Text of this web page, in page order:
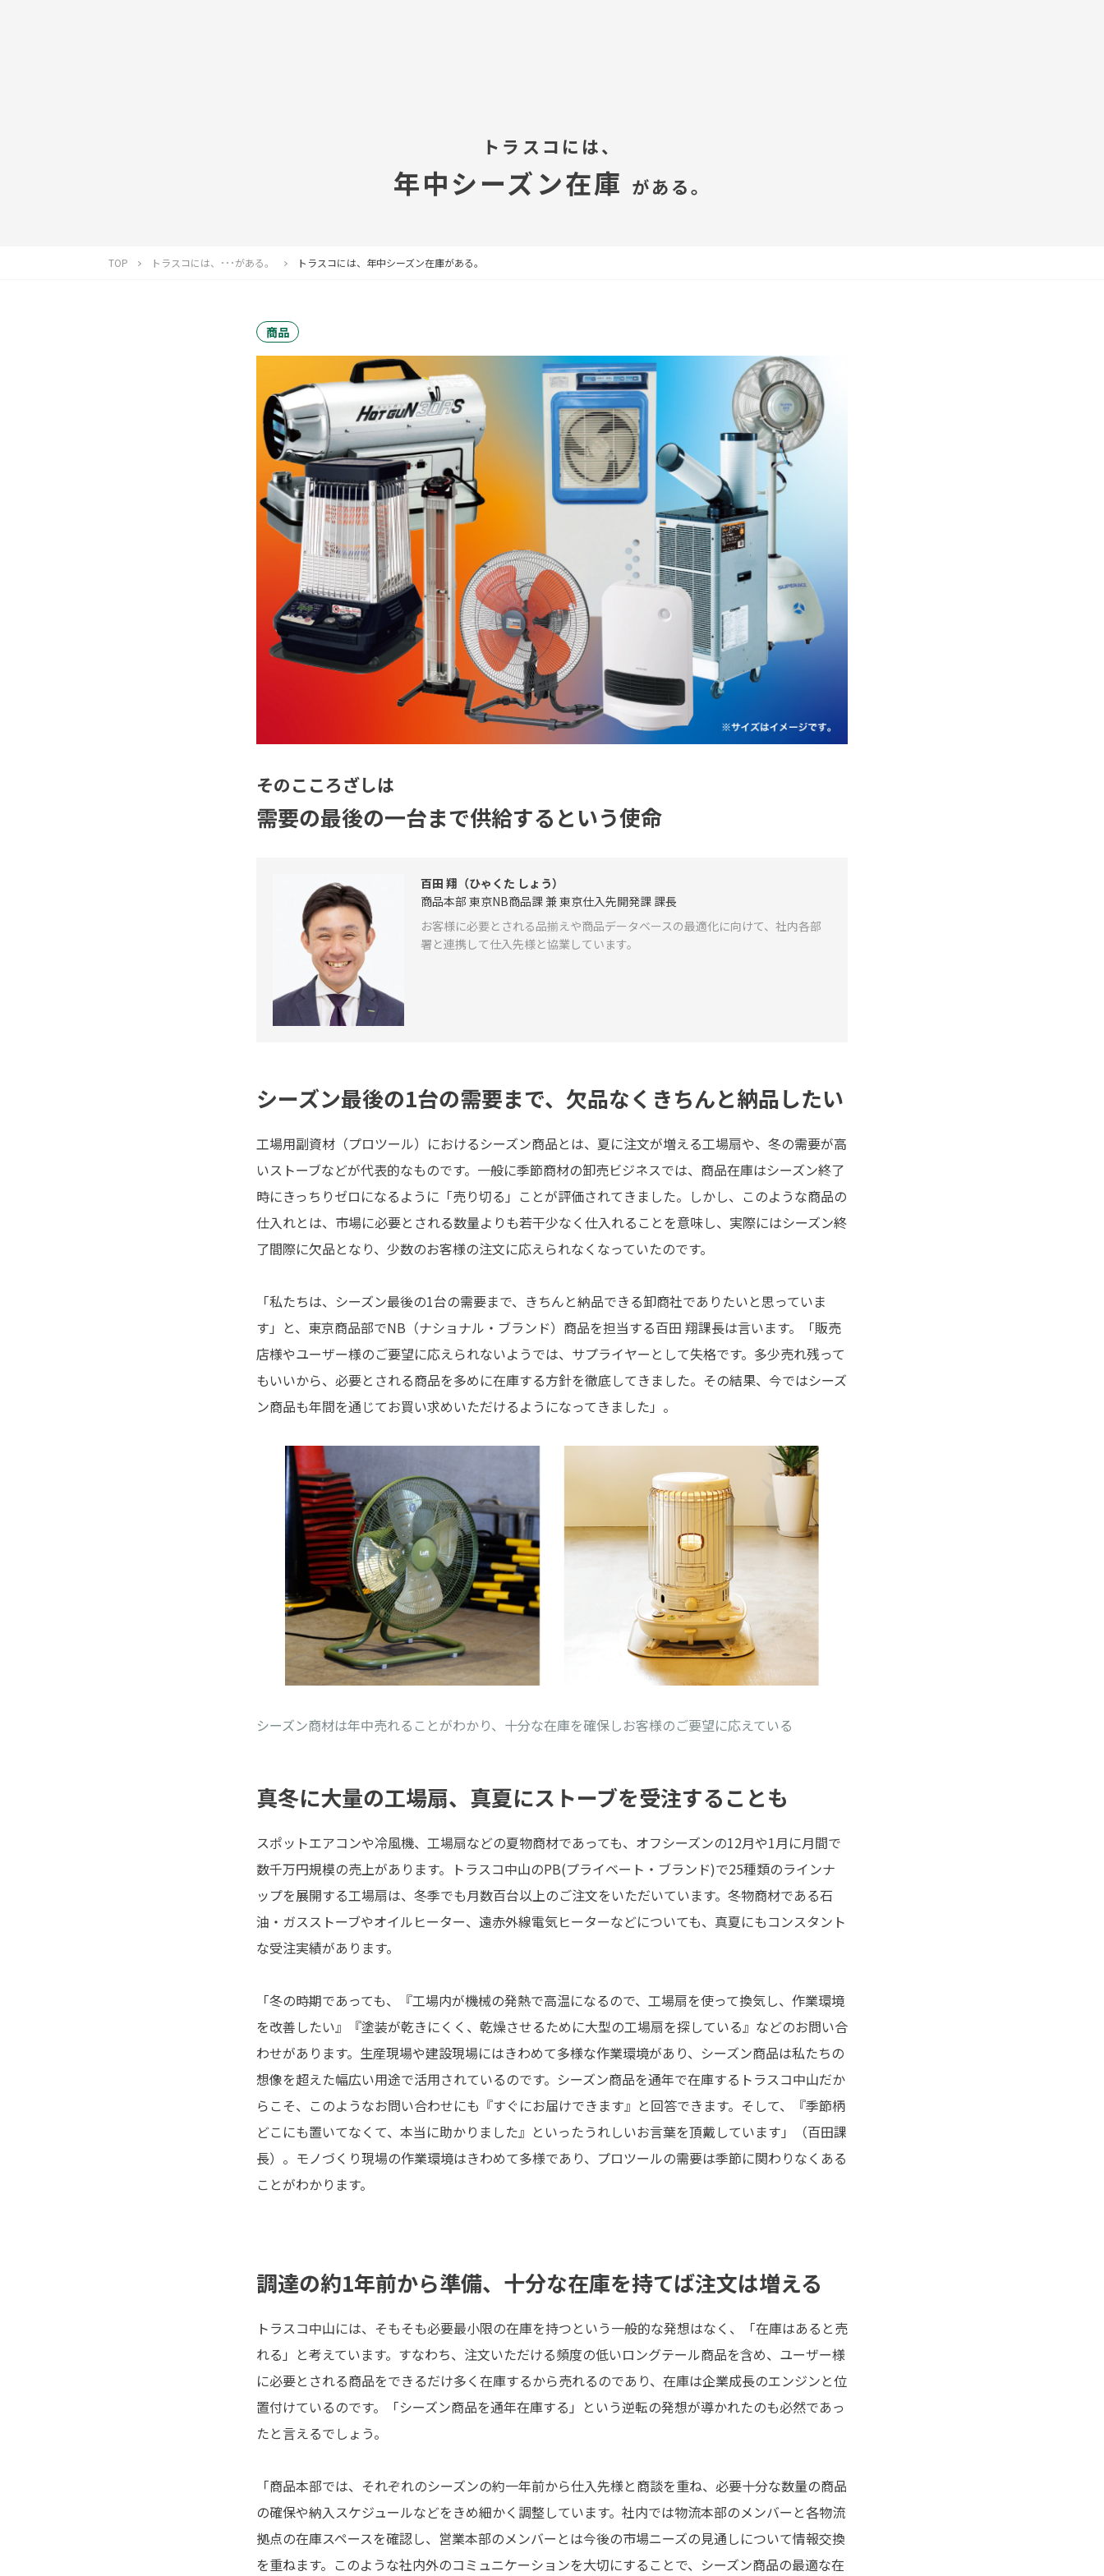
トラスコには、
年中シーズン在庫 がある。
TOP トラスコには、･･･がある。 トラスコには、年中シーズン在庫がある。
商品
そのこころざしは
需要の最後の一台まで供給するという使命
百田 翔（ひゃくた しょう）
商品本部 東京NB商品課 兼 東京仕入先開発課 課長
お客様に必要とされる品揃えや商品データベースの最適化に向けて、社内各部
署と連携して仕入先様と協業しています。
シーズン最後の1台の需要まで、欠品なくきちんと納品したい
工場用副資材（プロツール）におけるシーズン商品とは、夏に注文が増える工場扇や、冬の需要が高
いストーブなどが代表的なものです。一般に季節商材の卸売ビジネスでは、商品在庫はシーズン終了
時にきっちりゼロになるように「売り切る」ことが評価されてきました。しかし、このような商品の
仕入れとは、市場に必要とされる数量よりも若干少なく仕入れることを意味し、実際にはシーズン終
了間際に欠品となり、少数のお客様の注文に応えられなくなっていたのです。
「私たちは、シーズン最後の1台の需要まで、きちんと納品できる卸商社でありたいと思っていま
す」と、東京商品部でNB（ナショナル・ブランド）商品を担当する百田 翔課長は言います。「販売
店様やユーザー様のご要望に応えられないようでは、サプライヤーとして失格です。多少売れ残って
もいいから、必要とされる商品を多めに在庫する方針を徹底してきました。その結果、今ではシーズ
ン商品も年間を通じてお買い求めいただけるようになってきました」。
シーズン商材は年中売れることがわかり、十分な在庫を確保しお客様のご要望に応えている
真冬に大量の工場扇、真夏にストーブを受注することも
スポットエアコンや冷風機、工場扇などの夏物商材であっても、オフシーズンの12月や1月に月間で
数千万円規模の売上があります。トラスコ中山のPB(プライベート・ブランド)で25種類のラインナ
ップを展開する工場扇は、冬季でも月数百台以上のご注文をいただいています。冬物商材である石
油・ガスストーブやオイルヒーター、遠赤外線電気ヒーターなどについても、真夏にもコンスタント
な受注実績があります。
「冬の時期であっても、『工場内が機械の発熱で高温になるので、工場扇を使って換気し、作業環境
を改善したい』『塗装が乾きにくく、乾燥させるために大型の工場扇を探している』などのお問い合
わせがあります。生産現場や建設現場にはきわめて多様な作業環境があり、シーズン商品は私たちの
想像を超えた幅広い用途で活用されているのです。シーズン商品を通年で在庫するトラスコ中山だか
らこそ、このようなお問い合わせにも『すぐにお届けできます』と回答できます。そして、『季節柄
どこにも置いてなくて、本当に助かりました』といったうれしいお言葉を頂戴しています」（百田課
長）。モノづくり現場の作業環境はきわめて多様であり、プロツールの需要は季節に関わりなくある
ことがわかります。
調達の約1年前から準備、十分な在庫を持てば注文は増える
トラスコ中山には、そもそも必要最小限の在庫を持つという一般的な発想はなく、「在庫はあると売
れる」と考えています。すなわち、注文いただける頻度の低いロングテール商品を含め、ユーザー様
に必要とされる商品をできるだけ多く在庫するから売れるのであり、在庫は企業成長のエンジンと位
置付けているのです。「シーズン商品を通年在庫する」という逆転の発想が導かれたのも必然であっ
たと言えるでしょう。
「商品本部では、それぞれのシーズンの約一年前から仕入先様と商談を重ね、必要十分な数量の商品
の確保や納入スケジュールなどをきめ細かく調整しています。社内では物流本部のメンバーと各物流
拠点の在庫スペースを確認し、営業本部のメンバーとは今後の市場ニーズの見通しについて情報交換
を重ねます。このような社内外のコミュニケーションを大切にすることで、シーズン商品の最適な在